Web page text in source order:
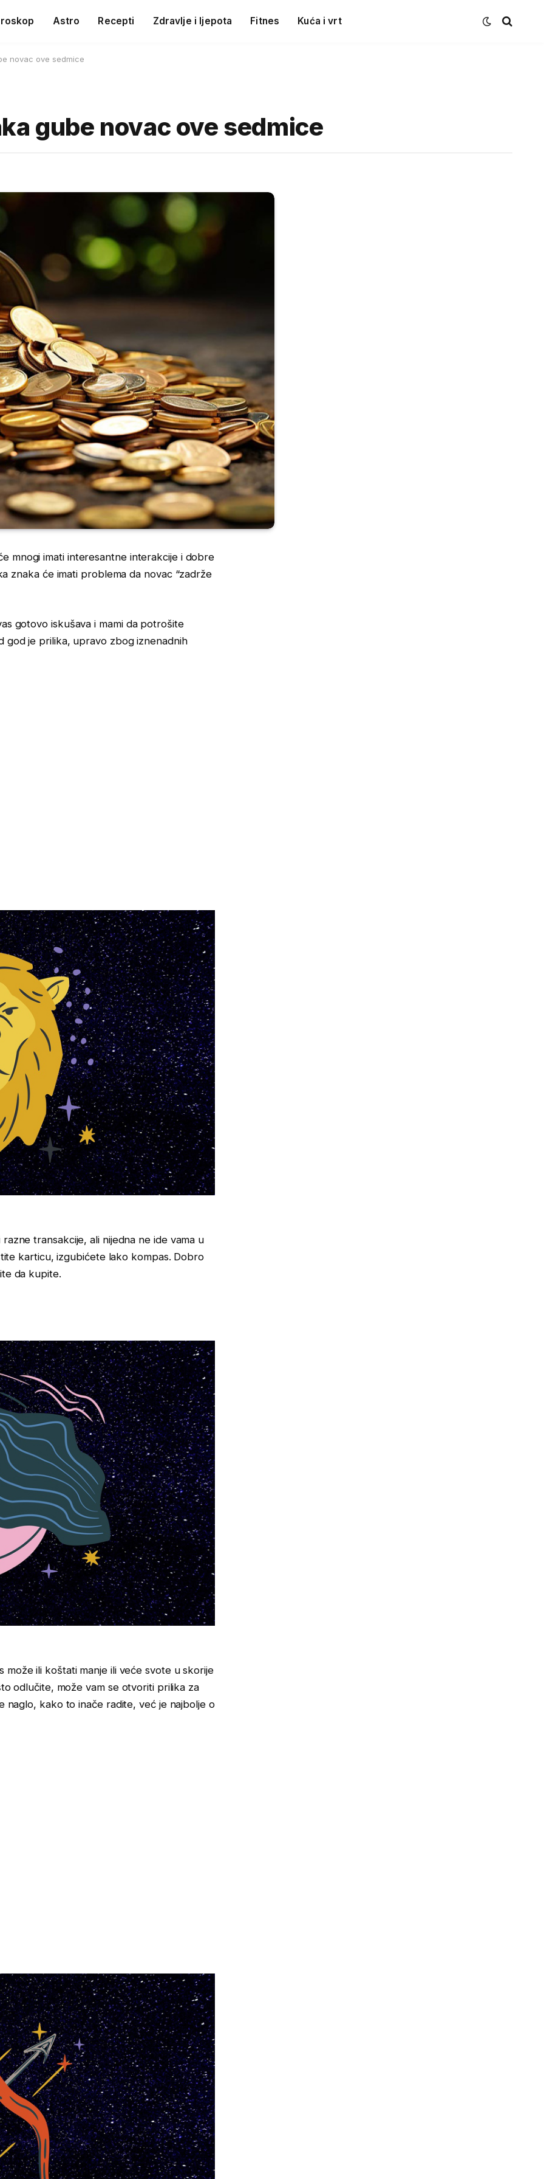
Astro Recepti Zdravlje i ljepota Fitnes Kuća i vrt
novac ove sedmice
gube novac ove sedmice
mnogi imati interesantne interakcije i dobre
znaka će imati problema da novac “zadrže
gotovo iskušava i mami da potrošite
god je prilika, upravo zbog iznenadnih
transakcije, ali nijedna ne ide vama u
karticu, izgubićete lako kompas. Dobro
da kupite.
može ili koštati manje ili veće svote u skorije
odlučite, može vam se otvoriti prilika za
naglo, kako to inače radite, već je najbolje o